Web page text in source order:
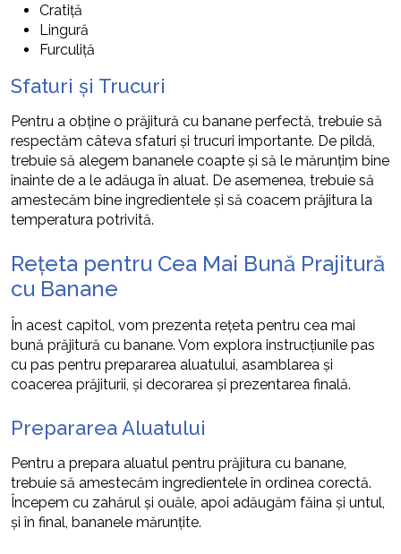
Cratiță
Lingură
Furculiță
Sfaturi și Trucuri
Pentru a obține o prăjitură cu banane perfectă, trebuie să
respectăm câteva sfaturi și trucuri importante. De pildă,
trebuie să alegem bananele coapte și să le mărunțim bine
înainte de a le adăuga în aluat. De asemenea, trebuie să
amestecăm bine ingredientele și să coacem prăjitura la
temperatura potrivită.
Rețeta pentru Cea Mai Bună Prajitură
cu Banane
În acest capitol, vom prezenta rețeta pentru cea mai
bună prăjitură cu banane. Vom explora instrucțiunile pas
cu pas pentru prepararea aluatului, asamblarea și
coacerea prăjiturii, și decorarea și prezentarea finală.
Prepararea Aluatului
Pentru a prepara aluatul pentru prăjitura cu banane,
trebuie să amestecăm ingredientele în ordinea corectă.
Începem cu zahărul și ouăle, apoi adăugăm făina și untul,
și în final, bananele mărunțite.